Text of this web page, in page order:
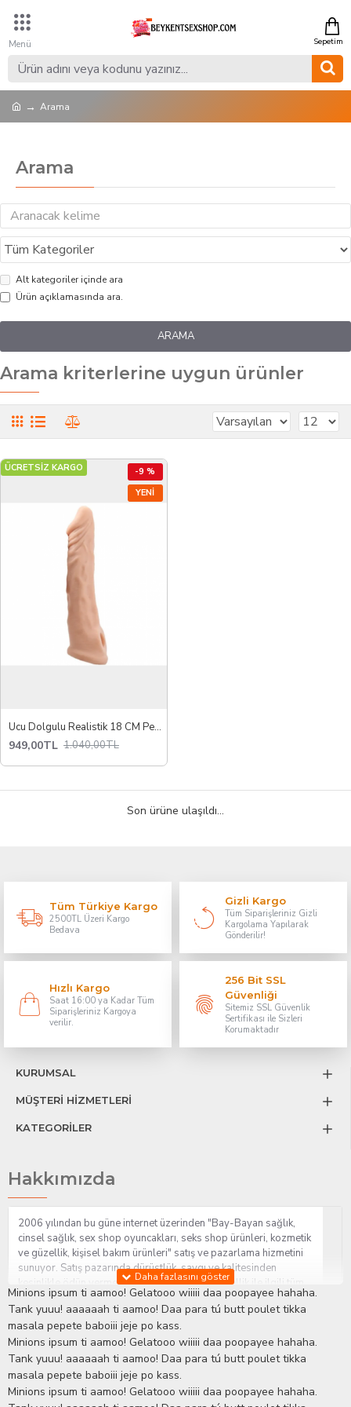
Arama
Arama
Alt kategoriler içinde ara
Ürün açıklamasında ara.
ARAMA
Arama kriterlerine uygun ürünler
YENI
ÜCRETSİZ KARGO -9 %
Ucu Dolgulu Realistik 18 CM Penis Kılıfı Uzatıcı Kılıf 3 CM Dolgu TPR Malzeme Esnek ve Konforlu Kullanım
949,00TL 1.040,00TL
Son ürüne ulaşıldı...
Tüm Türkiye Kargo
2500TL Üzeri Kargo
Bedava
Gizli Kargo
Tüm Siparişleriniz Gizli
Kargolama Yapılarak
Gönderilir!
Hızlı Kargo
Saat 16:00 ya Kadar Tüm
Siparişleriniz Kargoya
verilir.
256 Bit SSL
Güvenliği
Sitemiz SSL Güvenlik
Sertifikası ile Sizleri
Korumaktadır
KURUMSAL
MÜŞTERİ HİZMETLERİ
KATEGORİLER
Hakkımızda
2006 yılından bu güne internet üzerinden "Bay-Bayan sağlık,
cinsel sağlık, sex shop oyuncakları, seks shop ürünleri, kozmetik
ve güzellik, kişisel bakım ürünleri" satış ve pazarlama hizmetini
sunuyor. Satış pazarında dürüstlük, saygı ve kalitesinden
kesinlikle ödün vermeden hizmet sağlık ve güzellik ile ilgili tüm
sorularınıza anında cevap verebilen Yetkin ve uzman kadrosu ile
ihtiyaçlarınızı en uygun fiyat ve taksit seçenekleriyle karşılıyor.
İstanbul beylikdüzü Erotik Shop sitemizde insan odaklı çalışma
stratejimiz ile müşterilerimizin yaşamlarında mutlu, sağlıklı ve
bakımlı olmaları için onlara sağlık ve güzellik danışmanlığı
sağlıyoruz.Sex ShopAlışveriş sitemiz Erotik Shop sektöründeki
gelişmeleri ve yenilikleri çok yakından takip etmesi, yaklaşık
5000'e yakın geniş ürün yelpazesi ile Türkiye'de bu sektörde
Minions ipsum ti aamoo! Gelatooo wiiiii daa poopayee hahaha.
Tank yuuu! aaaaaah ti aamoo! Daa para tú butt poulet tikka
masala pepete baboiii jeje po kass.
Minions ipsum ti aamoo! Gelatooo wiiiii daa poopayee hahaha.
Tank yuuu! aaaaaah ti aamoo! Daa para tú butt poulet tikka
masala pepete baboiii jeje po kass.
Minions ipsum ti aamoo! Gelatooo wiiiii daa poopayee hahaha.